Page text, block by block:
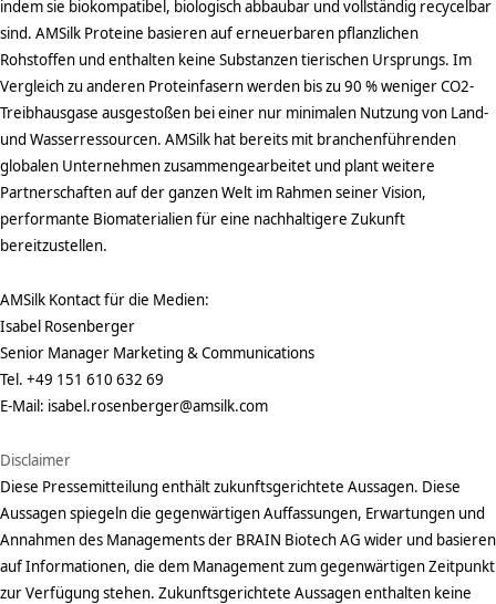
indem sie biokompatibel, biologisch abbaubar und vollständig recycelbar
sind. AMSilk Proteine basieren auf erneuerbaren pflanzlichen
Rohstoffen und enthalten keine Substanzen tierischen Ursprungs. Im
Vergleich zu anderen Proteinfasern werden bis zu 90 % weniger CO2-
Treibhausgase ausgestoßen bei einer nur minimalen Nutzung von Land-
und Wasserressourcen. AMSilk hat bereits mit branchenführenden
globalen Unternehmen zusammengearbeitet und plant weitere
Partnerschaften auf der ganzen Welt im Rahmen seiner Vision,
performante Biomaterialien für eine nachhaltigere Zukunft
bereitzustellen.
AMSilk Kontact für die Medien:
Isabel Rosenberger
Senior Manager Marketing & Communications
Tel. +49 151 610 632 69
E-Mail: isabel.rosenberger@amsilk.com
Disclaimer
Diese Pressemitteilung enthält zukunftsgerichtete Aussagen. Diese
Aussagen spiegeln die gegenwärtigen Auffassungen, Erwartungen und
Annahmen des Managements der BRAIN Biotech AG wider und basieren
auf Informationen, die dem Management zum gegenwärtigen Zeitpunkt
zur Verfügung stehen. Zukunftsgerichtete Aussagen enthalten keine